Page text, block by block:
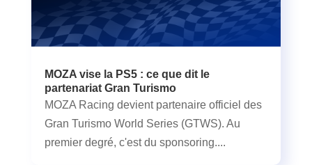
MOZA vise la PS5 : ce que dit le
partenariat Gran Turismo
MOZA Racing devient partenaire officiel des
Gran Turismo World Series (GTWS). Au
premier degré, c'est du sponsoring....